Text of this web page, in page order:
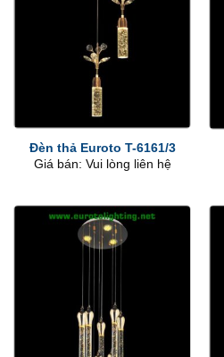
Đèn thả Euroto T-6161/3
Giá bán: Vui lòng liên hệ